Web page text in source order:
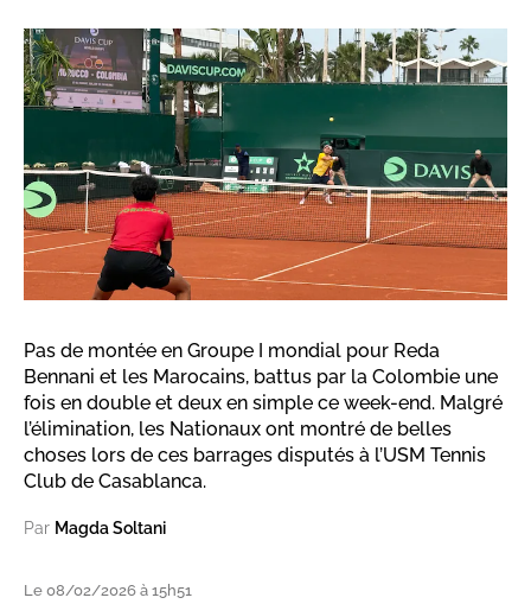
Pas de montée en Groupe I mondial pour Reda
Bennani et les Marocains, battus par la Colombie une
fois en double et deux en simple ce week-end. Malgré
l’élimination, les Nationaux ont montré de belles
choses lors de ces barrages disputés à l’USM Tennis
Club de Casablanca.
Par Magda Soltani
Le 08/02/2026 à 15h51